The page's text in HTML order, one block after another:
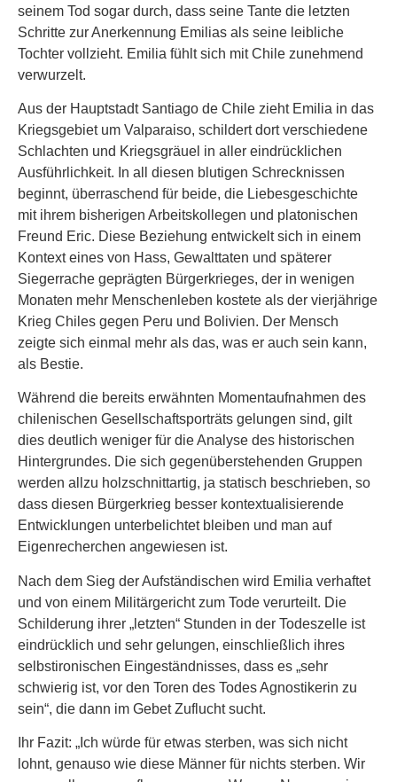
seinem Tod sogar durch, dass seine Tante die letzten
Schritte zur Anerkennung Emilias als seine leibliche
Tochter vollzieht. Emilia fühlt sich mit Chile zunehmend
verwurzelt.
Aus der Hauptstadt Santiago de Chile zieht Emilia in das
Kriegsgebiet um Valparaiso, schildert dort verschiedene
Schlachten und Kriegsgräuel in aller eindrücklichen
Ausführlichkeit. In all diesen blutigen Schrecknissen
beginnt, überraschend für beide, die Liebesgeschichte
mit ihrem bisherigen Arbeitskollegen und platonischen
Freund Eric. Diese Beziehung entwickelt sich in einem
Kontext eines von Hass, Gewalttaten und späterer
Siegerrache geprägten Bürgerkrieges, der in wenigen
Monaten mehr Menschenleben kostete als der vierjährige
Krieg Chiles gegen Peru und Bolivien. Der Mensch
zeigte sich einmal mehr als das, was er auch sein kann,
als Bestie.
Während die bereits erwähnten Momentaufnahmen des
chilenischen Gesellschaftsporträts gelungen sind, gilt
dies deutlich weniger für die Analyse des historischen
Hintergrundes. Die sich gegenüberstehenden Gruppen
werden allzu holzschnittartig, ja statisch beschrieben, so
dass diesen Bürgerkrieg besser kontextualisierende
Entwicklungen unterbelichtet bleiben und man auf
Eigenrecherchen angewiesen ist.
Nach dem Sieg der Aufständischen wird Emilia verhaftet
und von einem Militärgericht zum Tode verurteilt. Die
Schilderung ihrer „letzten“ Stunden in der Todeszelle ist
eindrücklich und sehr gelungen, einschließlich ihres
selbstironischen Eingeständnisses, dass es „sehr
schwierig ist, vor den Toren des Todes Agnostikerin zu
sein“, die dann im Gebet Zuflucht sucht.
Ihr Fazit: „Ich würde für etwas sterben, was sich nicht
lohnt, genauso wie diese Männer für nichts sterben. Wir